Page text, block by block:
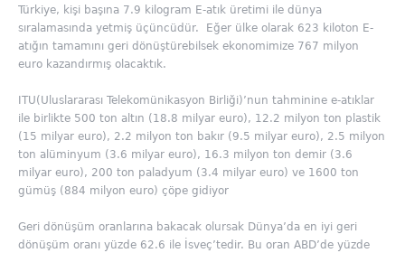
Türkiye, kişi başına 7.9 kilogram E-atık üretimi ile dünya
sıralamasında yetmiş üçüncüdür. Eğer ülke olarak 623 kiloton E-
atığın tamamını geri dönüştürebilsek ekonomimize 767 milyon
euro kazandırmış olacaktık.
ITU(Uluslararası Telekomünikasyon Birliği)’nun tahminine e-atıklar
ile birlikte 500 ton altın (18.8 milyar euro), 12.2 milyon ton plastik
(15 milyar euro), 2.2 milyon ton bakır (9.5 milyar euro), 2.5 milyon
ton alüminyum (3.6 milyar euro), 16.3 milyon ton demir (3.6
milyar euro), 200 ton paladyum (3.4 milyar euro) ve 1600 ton
gümüş (884 milyon euro) çöpe gidiyor
Geri dönüşüm oranlarına bakacak olursak Dünya’da en iyi geri
dönüşüm oranı yüzde 62.6 ile İsveç’tedir. Bu oran ABD’de yüzde